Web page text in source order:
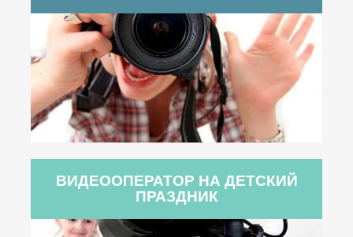
ВИДЕООПЕРАТОР НА ДЕТСКИЙ
ПРАЗДНИК